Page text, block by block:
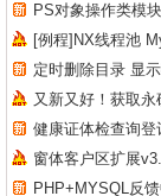
定时删除目录 显
健康证体检查询
窗体客户区扩展
PHP+MYSQL反